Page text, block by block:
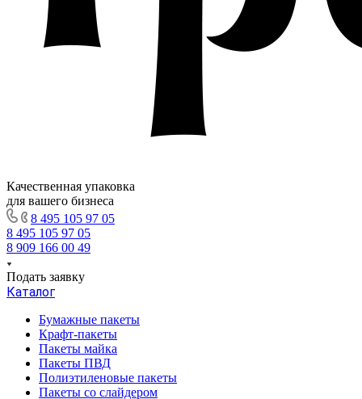
Качественная упаковка
для вашего бизнеса
8 495 105 97 05
8 495 105 97 05
8 909 166 00 49
Подать заявку
Каталог
Бумажные пакеты
Крафт-пакеты
Пакеты майка
Пакеты ПВД
Полиэтиленовые пакеты
Пакеты со слайдером